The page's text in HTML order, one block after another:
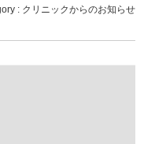
: クリニックからのお知らせ